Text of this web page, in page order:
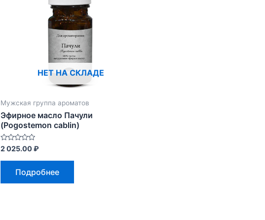
НЕТ НА СКЛАДЕ
Мужская группа ароматов
Эфирное масло Пачули
(Pogostemon cablin)
Оценка
0
из
2 025.00₽
Подробнее